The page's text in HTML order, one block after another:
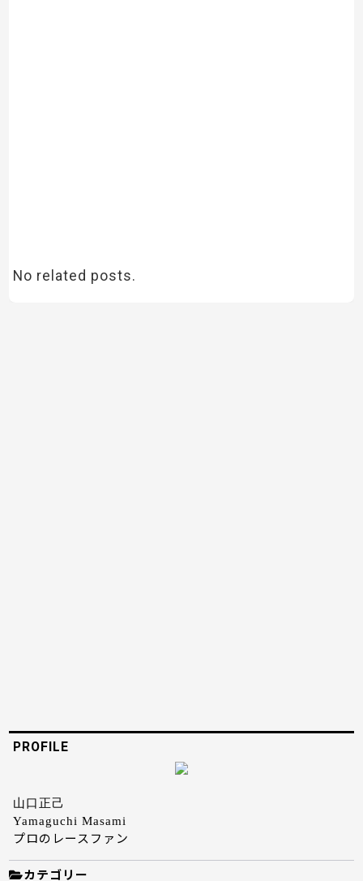
No related posts.
PROFILE
山口正己
Yamaguchi Masami
プロのレースファン
カテゴリー